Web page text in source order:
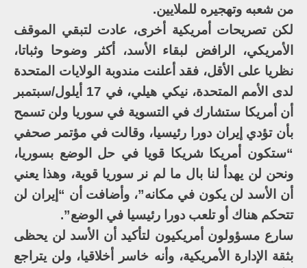
من شعبه وتهجيره للملايين.
لكن تصريحات أمريكية أخرى، عادت لتبقي الموقف
الأمريكي، الرافض لبقاء الأسد، أكثر وضوحا وثباتا،
نظريا على الأقل، فقد أعلنت مندوبة الولايات المتحدة
لدى الأمم المتحدة، نيكي هيلي، في 17 أيلول/سبتمبر
أن أمريكا ستشارك في التسوية في سوريا ولن تسمح
بأن تؤدي إيران دورا رئيسيا، وقالت في مؤتمر صحفي
“ستكون أمريكا شريكا قويا في حل الوضع بسوريا،
ونحن لن يهدأ لنا بال ما لم نر سوريا قوية، وهذا يعني
أن الأسد لن يكون في مكانه”، وأضافت أن “إيران لن
تتحكم هناك أو تلعب دورا رئيسيا في الوضع”.
سارع مسؤولون أمريكيون لتأكيد أن الأسد لن يحظى
بثقة الإدارة الأمريكية، وأنه خاسر أخلاقيا، ولن يتراجع